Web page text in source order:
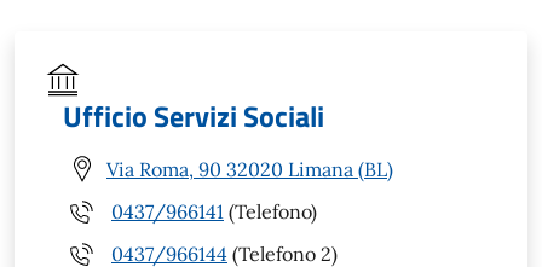
Ufficio Servizi Sociali
Via Roma, 90 32020 Limana (BL)
0437/966141 (Telefono)
0437/966144 (Telefono 2)